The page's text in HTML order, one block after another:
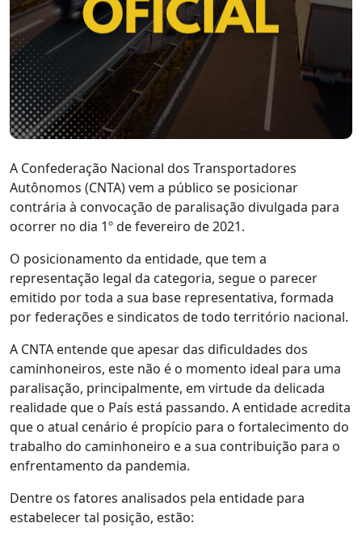
A Confederação Nacional dos Transportadores
Autônomos (CNTA) vem a público se posicionar
contrária à convocação de paralisação divulgada para
ocorrer no dia 1º de fevereiro de 2021.
O posicionamento da entidade, que tem a
representação legal da categoria, segue o parecer
emitido por toda a sua base representativa, formada
por federações e sindicatos de todo território nacional.
A CNTA entende que apesar das dificuldades dos
caminhoneiros, este não é o momento ideal para uma
paralisação, principalmente, em virtude da delicada
realidade que o País está passando. A entidade acredita
que o atual cenário é propício para o fortalecimento do
trabalho do caminhoneiro e a sua contribuição para o
enfrentamento da pandemia.
Dentre os fatores analisados pela entidade para
estabelecer tal posição, estão: